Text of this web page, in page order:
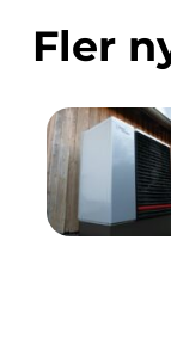
Fler